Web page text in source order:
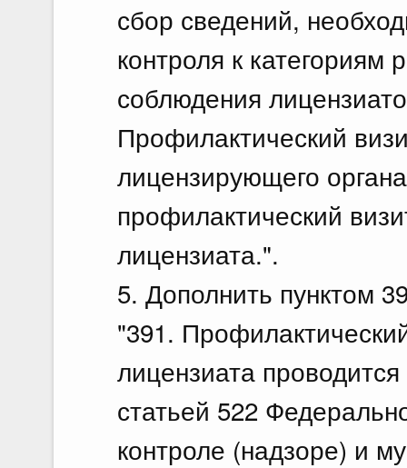
сбор сведений,
контроля к категориям
соблюдения
Профилактический
лицензирующего
профилактический
лицензиата.".
5. Дополнить пунктом
"391.
лицензиата
статьей 522
контроле (надзоре) и